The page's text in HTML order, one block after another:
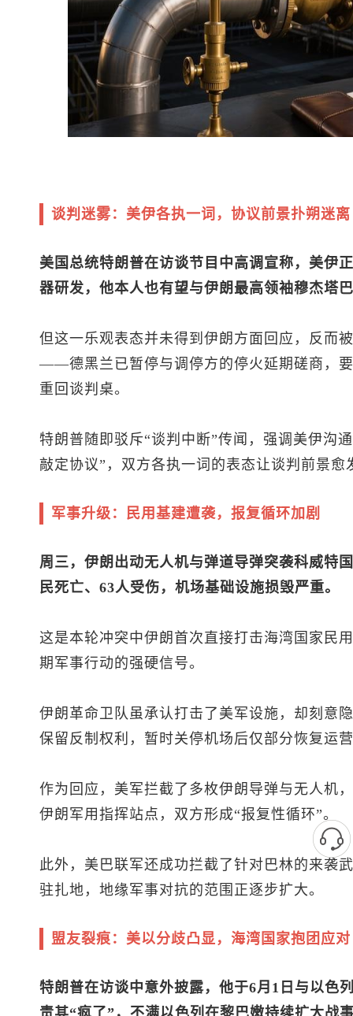
谈判迷雾：美伊各执一词，协议前景扑朔迷离
美国总统特朗普在访谈节目中高调宣称，美伊
器研发，他本人也有望与伊朗最高领袖穆杰塔
但这一乐观表态并未得到伊朗方面回应，反而
——德黑兰已暂停与调停方的停火延期磋商，
重回谈判桌。
特朗普随即驳斥“谈判中断”传闻，强调美伊沟
敲定协议”，双方各执一词的表态让谈判前景愈
军事升级：民用基建遭袭，报复循环加剧
周三，伊朗出动无人机与弹道导弹突袭科威特
民死亡、63人受伤，机场基础设施损毁严重。
这是本轮冲突中伊朗首次直接打击海湾国家民
期军事行动的强硬信号。
伊朗革命卫队虽承认打击了美军设施，却刻意
保留反制权利，暂时关停机场后仅部分恢复运
作为回应，美军拦截了多枚伊朗导弹与无人机
伊朗军用指挥站点，双方形成“报复性循环”。
此外，美巴联军还成功拦截了针对巴林的来袭
驻扎地，地缘军事对抗的范围正逐步扩大。
盟友裂痕：美以分歧凸显，海湾国家抱团应对
特朗普在访谈中意外披露，他于6月1日与以色
责其“疯了”，不满以色列在黎巴嫩持续扩大战